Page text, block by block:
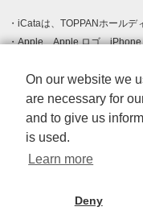
iCataは、TOPPANホールデ
Apple、Apple ロゴ、
登録された Apple Inc. の商
クです。
Android、Google Play お
す。
Windows は Microsoft Inc.
標です。
Adobe、Adobe Reader、
その他、記載されている会
On our website we
are necessary for
and to give us
is used.
Learn more
Deny